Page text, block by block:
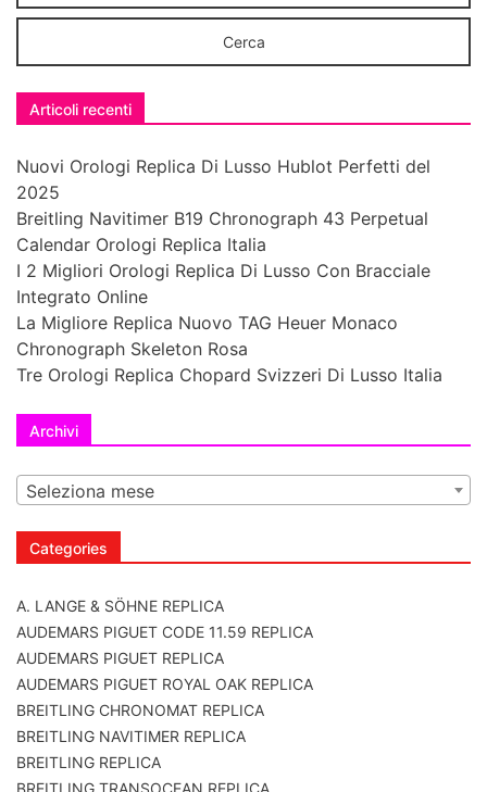
Articoli recenti
Nuovi Orologi Replica Di Lusso Hublot Perfetti del
2025
Breitling Navitimer B19 Chronograph 43 Perpetual
Calendar Orologi Replica Italia
I 2 Migliori Orologi Replica Di Lusso Con Bracciale
Integrato Online
La Migliore Replica Nuovo TAG Heuer Monaco
Chronograph Skeleton Rosa
Tre Orologi Replica Chopard Svizzeri Di Lusso Italia
Archivi
Seleziona mese
Categories
A. LANGE & SÖHNE REPLICA
AUDEMARS PIGUET CODE 11.59 REPLICA
AUDEMARS PIGUET REPLICA
AUDEMARS PIGUET ROYAL OAK REPLICA
BREITLING CHRONOMAT REPLICA
BREITLING NAVITIMER REPLICA
BREITLING REPLICA
BREITLING TRANSOCEAN REPLICA